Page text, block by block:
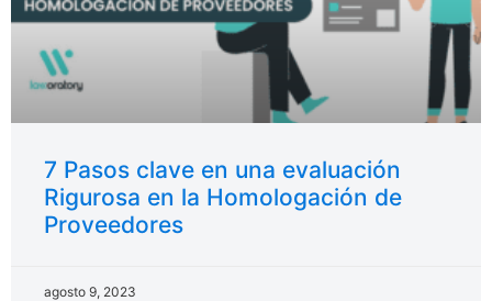
7 Pasos clave en una evaluación
Rigurosa en la Homologación de
Proveedores
agosto 9, 2023